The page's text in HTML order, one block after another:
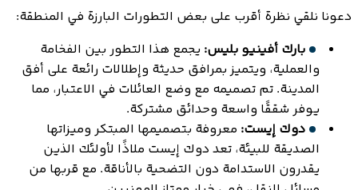
دعونا نلقي نظرة أقرب على بعض التطورات البارزة في المنطقة:
بارك أفينيو بليس: يجمع هذا التطور بين الفخامة
والعملية، ويتميز بمرافق حديثة وإطلالات رائعة على أفق
المدينة. تم تصميمه مع وضع العائلات في الاعتبار، مما
يوفر شققًا واسعة وحدائق مشتركة.
دوك إيست: معروفة بتصميمها المبتكر وميزاتها
الصديقة للبيئة، تعد دوك إيست ملاذًا لأولئك الذين
يقدرون الاستدامة دون التضحية بالأناقة. مع قربها من